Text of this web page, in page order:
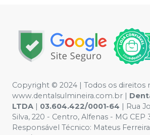
Copyright © 2024 | Todos os direitos
www.dentalsulmineira.com.br |
LTDA | 03.604.422/0001-64 | Rua
Silva, 220 - Centro, Alfenas - MG CEP
Responsável Técnico: Mateus